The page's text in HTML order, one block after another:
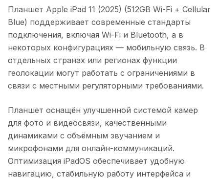
Планшет Apple iPad 11 (2025) (512GB Wi-Fi + Cellular
Blue) поддерживает современные стандарты
подключения, включая Wi-Fi и Bluetooth, а в
некоторых конфигурациях — мобильную связь. В
отдельных странах или регионах функции
геолокации могут работать с ограничениями в
связи с местными регуляторными требованиями.
Планшет оснащён улучшенной системой камер
для фото и видеосвязи, качественными
динамиками с объёмным звучанием и
микрофонами для онлайн-коммуникаций.
Оптимизация iPadOS обеспечивает удобную
навигацию, стабильную работу интерфейса и